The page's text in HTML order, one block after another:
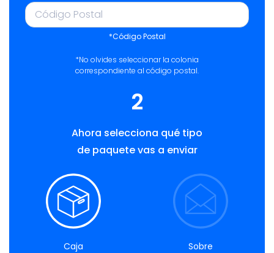
*Código Postal
*No olvides seleccionar la colonia
correspondiente al código postal.
2
Ahora selecciona qué tipo
de paquete vas a enviar
Caja Sobre